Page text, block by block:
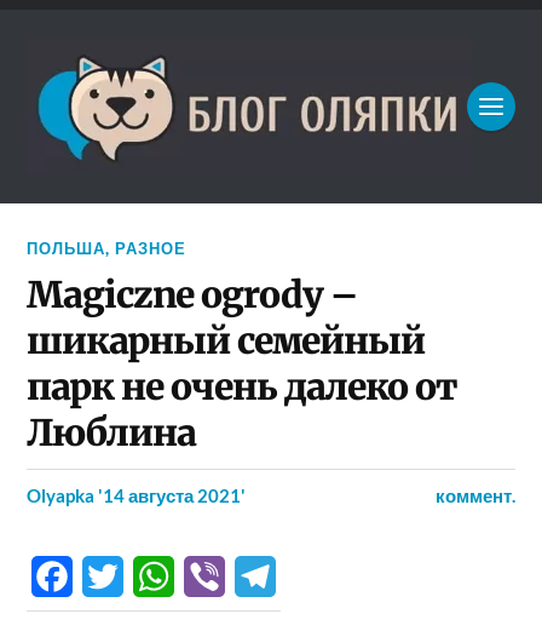
ПОЛЬША,РАЗНОЕ
Magiczne ogrody –
шикарный семейный
парк не очень далеко от
Люблина
Olyapka '14 августа 2021' коммент.
FacebookTwitter WhatsApp
Viber